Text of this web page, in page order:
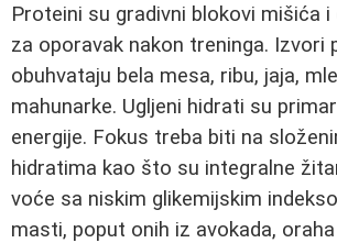
Proteini su gradivni blokovi mišića i
za oporavak nakon treninga. Izvori
obuhvataju bela mesa, ribu, jaja,
mahunarke. Ugljeni hidrati su
energije. Fokus treba biti na
hidratima kao što su integralne
voće sa niskim glikemijskim
masti, poput onih iz avokada,